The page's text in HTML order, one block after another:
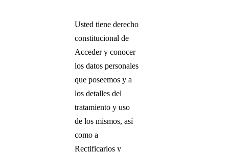
Usted tiene derecho
constitucional de
Acceder y conocer
los datos personales
que poseemos y a
los detalles del
tratamiento y uso
de los mismos, así
como a
Rectificarlos y